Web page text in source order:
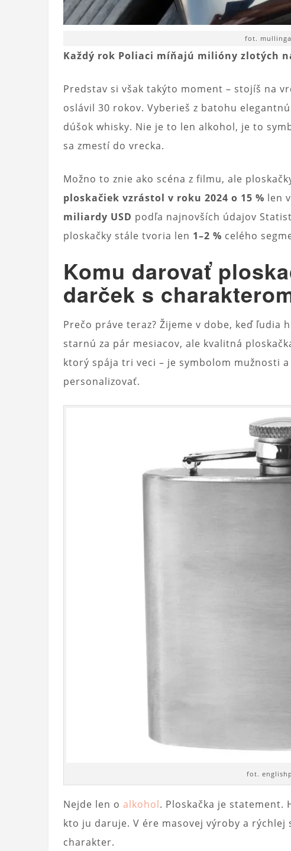
fot.
Každý rok Poliaci míňajú milióny zlotých
Predstav si však takýto moment – stojíš na
oslávil 30 rokov. Vyberieš z batohu
dúšok whisky. Nie je to len alkohol, je to
sa zmestí do vrecka.
Možno to znie ako scéna z filmu, ale
ploskačiek vzrástol v roku 2024 o 15 % len v
miliardy USD podľa najnovších údajov
ploskačky stále tvoria len 1–2 % celého
Komu darovať
darček s
Prečo práve teraz? Žijeme v dobe, keď ľudia
starnú za pár mesiacov, ale kvalitná
ktorý spája tri veci – je symbolom mužnosti
personalizovať.
fot.
Nejde len o alkohol. Ploskačka je
kto ju daruje. V ére masovej výroby a
charakter.